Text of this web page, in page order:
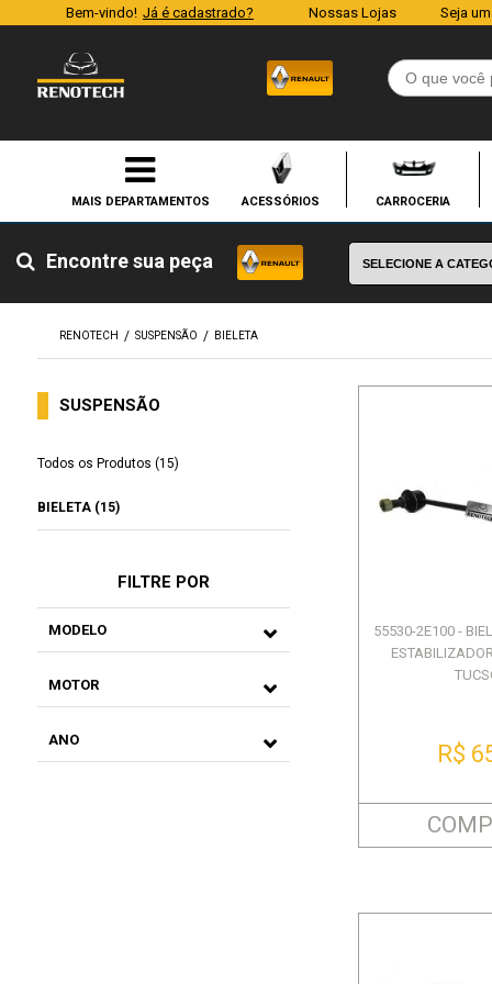
Bem-vindo! Já é cadastrado? Nossas Lojas Seja
ACESSÓRIOS CARROCERIA
Encontre sua peça
RENOTECH SUSPENSÃO BIELETA
FILTRE POR
MODELO
MOTOR
ANO
SUSPENSÃO
Todos os Produtos (15)
BIELETA (15)
55530-2E100 -
R$